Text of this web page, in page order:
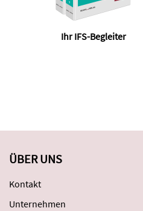
Ihr IFS-Begleiter
ÜBER UNS
Kontakt
Unternehmen